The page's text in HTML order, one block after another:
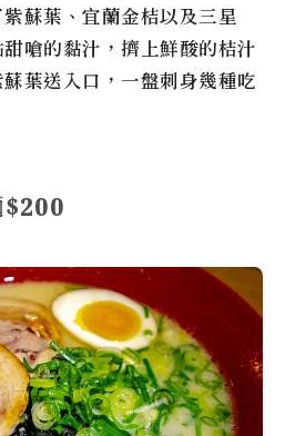
蘇葉、宜蘭金桔以及三星
嗆的黏汁，擠上鮮酸的桔汁
葉送入口，一盤刺身幾種吃
$200